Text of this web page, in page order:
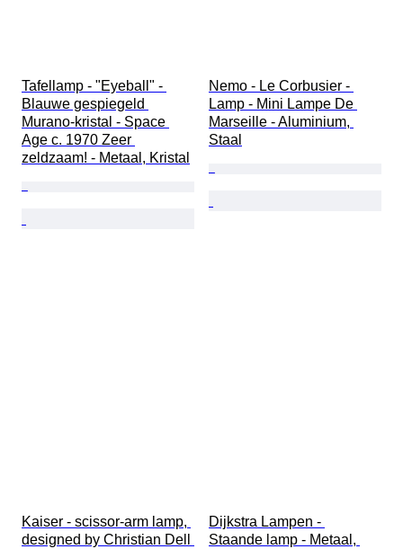
Tafellamp - "Eyeball" -
Blauwe gespiegeld
Murano-kristal - Space
Age c. 1970 Zeer
zeldzaam! - Metaal, Kristal
Nemo - Le Corbusier -
Lamp - Mini Lampe De
Marseille - Aluminium,
Staal
Kaiser - scissor-arm lamp,
designed by Christian Dell
Dijkstra Lampen -
Staande lamp - Metaal,